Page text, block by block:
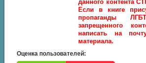
данного контента
Если в книге
пропаганды
запрещенного
написать на
материала.
Оценка пользователей: